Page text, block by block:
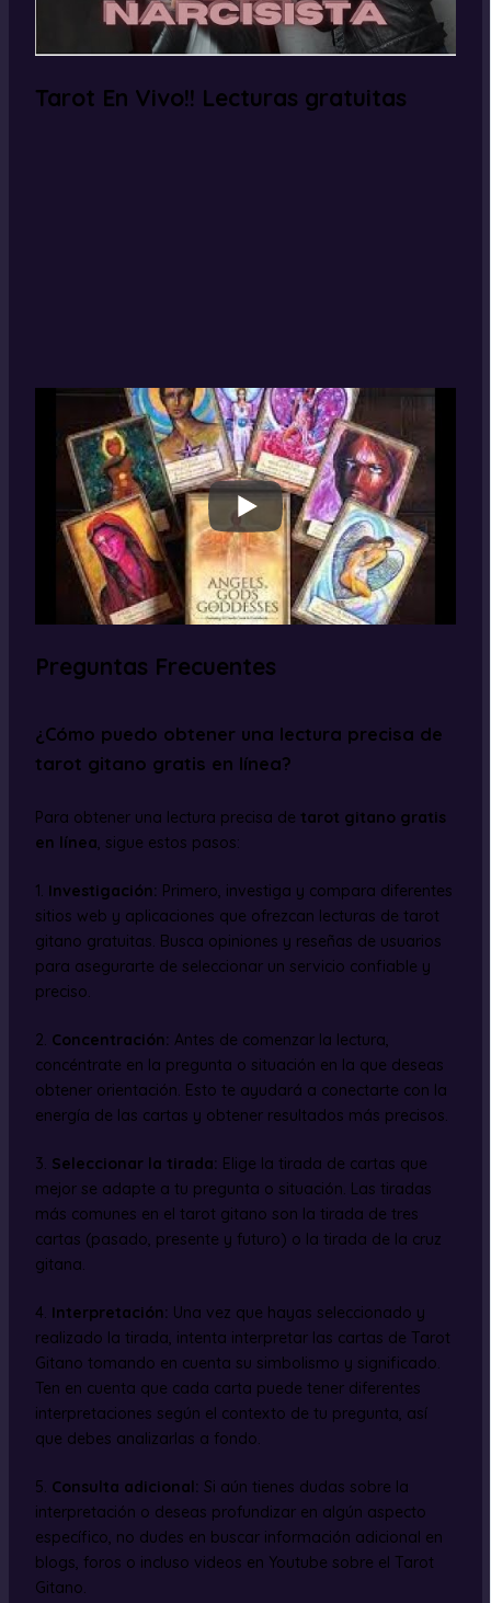
Tarot En Vivo!! Lecturas gratuitas
Preguntas Frecuentes
¿Cómo puedo obtener una lectura precisa de
tarot gitano gratis en línea?
Para obtener una lectura precisa de tarot gitano gratis
en línea, sigue estos pasos:
1. Investigación: Primero, investiga y compara diferentes
sitios web y aplicaciones que ofrezcan lecturas de tarot
gitano gratuitas. Busca opiniones y reseñas de usuarios
para asegurarte de seleccionar un servicio confiable y
preciso.
2. Concentración: Antes de comenzar la lectura,
concéntrate en la pregunta o situación en la que deseas
obtener orientación. Esto te ayudará a conectarte con la
energía de las cartas y obtener resultados más precisos.
3. Seleccionar la tirada: Elige la tirada de cartas que
mejor se adapte a tu pregunta o situación. Las tiradas
más comunes en el tarot gitano son la tirada de tres
cartas (pasado, presente y futuro) o la tirada de la cruz
gitana.
4. Interpretación: Una vez que hayas seleccionado y
realizado la tirada, intenta interpretar las cartas de Tarot
Gitano tomando en cuenta su simbolismo y significado.
Ten en cuenta que cada carta puede tener diferentes
interpretaciones según el contexto de tu pregunta, así
que debes analizarlas a fondo.
5. Consulta adicional: Si aún tienes dudas sobre la
interpretación o deseas profundizar en algún aspecto
específico, no dudes en buscar información adicional en
blogs, foros o incluso videos en Youtube sobre el Tarot
Gitano.